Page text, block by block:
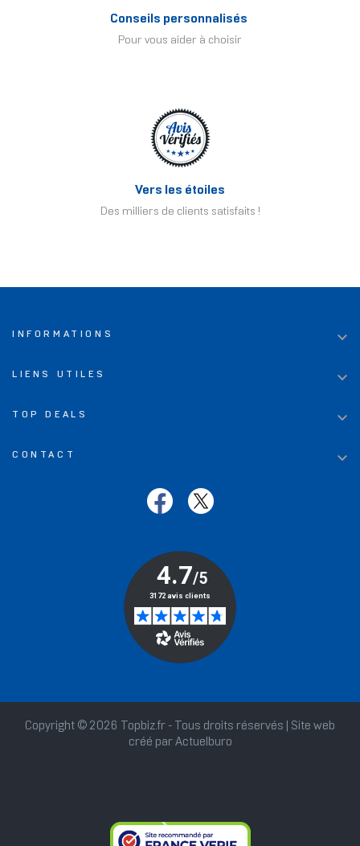
Conseils personnalisés
Pour vous aider à choisir
Vers les étoiles
Des milliers de clients satisfaits !
INFORMATIONS 
LIENS UTILES 
TOP DEALS 
CONTACT 
Copyright © 2026 Topbiz.fr - Tous droits réservés | Site web
créé par Actuelburo